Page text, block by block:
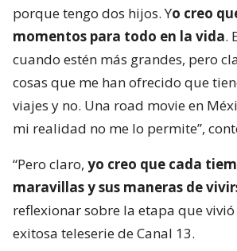
porque tengo dos hijos. Yo creo
momentos para todo en la vida.
cuando estén más grandes, pero
cosas que me han ofrecido que
viajes y no. Una road movie en
mi realidad no me lo permite”,
“Pero claro, yo creo que cada
maravillas y sus maneras de
reflexionar sobre la etapa que
exitosa teleserie de Canal 13.